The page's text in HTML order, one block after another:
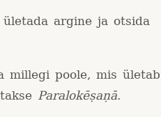
argine ja otsida
millegi poole, mis ületab
Paralokēṣaṇā.